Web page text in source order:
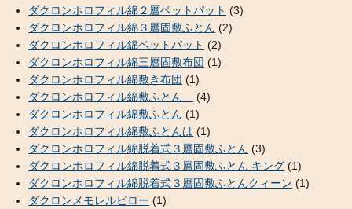
ダクロンホロフィル綿２層ベットパット (3)
ダクロンホロフィル綿３層固敷ふとん (2)
ダクロンホロフィル綿ベットパット (2)
ダクロンホロフィル綿三層固敷布団 (1)
ダクロンホロフィル綿敷き布団 (1)
ダクロンホロフィル綿敷ふとん
(4)
ダクロンホロフィル綿敷ふとん (1)
ダクロンホロフィル綿敷ふとんは (1)
ダクロンホロフィル綿脱着式３層固敷ふとん (3)
ダクロンホロフィル綿脱着式３層固敷ふとん キング (1)
ダクロンホロフィル綿脱着式３層固敷ふとんクィーン (1)
ダクロンメモレルピロー (1)